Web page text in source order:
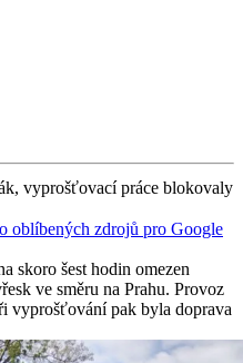
vyprošťovací práce blokovaly
oblíbených zdrojů pro Google
skoro šest hodin omezen
ve směru na Prahu. Provoz
vyprošťování pak byla doprava